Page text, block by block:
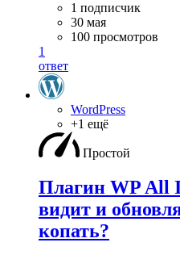
1 подписчик
30 мая
100 просмотров
1
ответ
WordPress
+1 ещё
Простой
Плагин WP All
видит и
копать?